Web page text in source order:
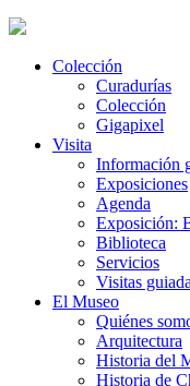
Colección
Curadurías
Colección
Gigapixel
Visita
Información
Exposiciones
Agenda
Exposición:
Biblioteca
Servicios
Visitas
El Museo
Quiénes
Arquitectura
Historia del
Historia de